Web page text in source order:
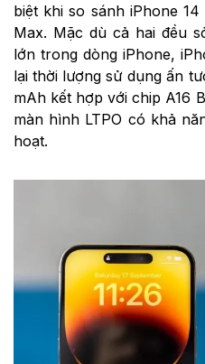
biệt khi so sánh iPhone
Max. Mặc dù cả hai đều
lớn trong dòng iPhone,
lại thời lượng sử dụng ấn
mAh kết hợp với chip A16
màn hình LTPO có khả
hoạt.